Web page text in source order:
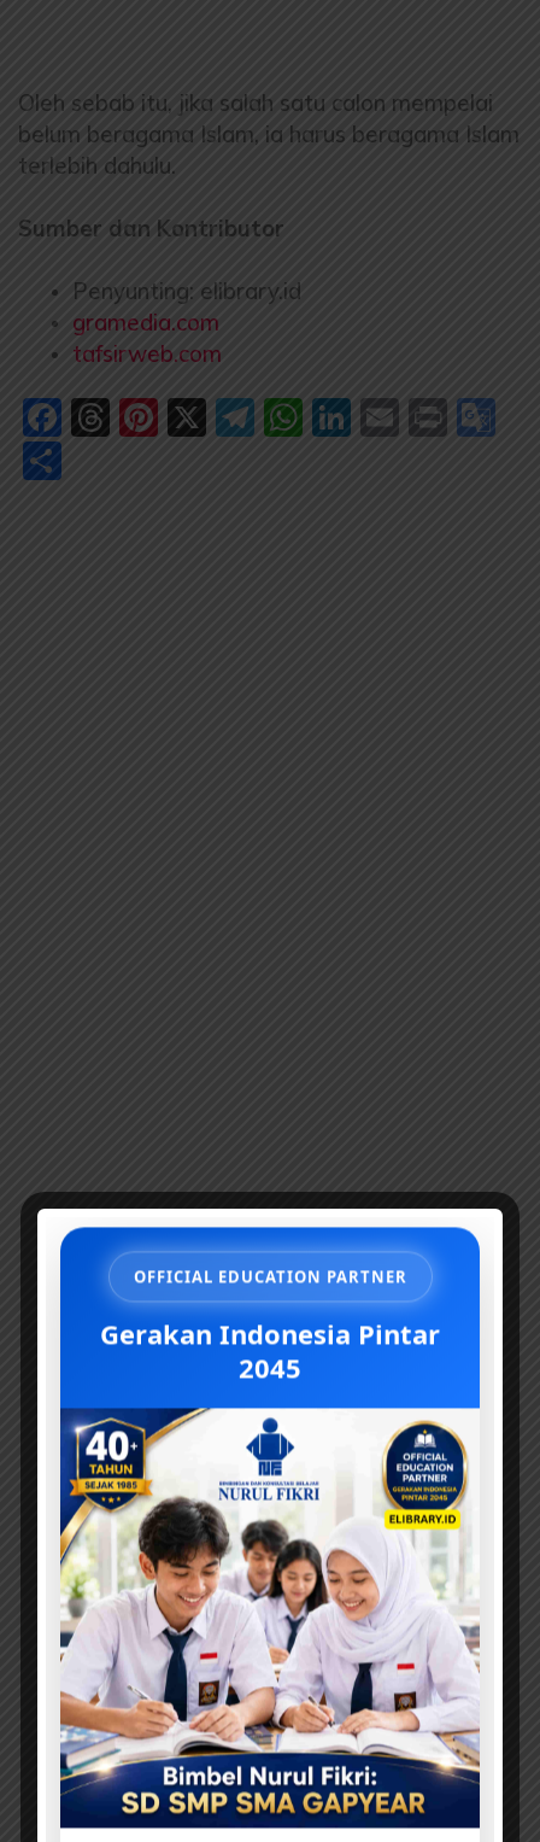
Oleh sebab itu, jika salah satu calon mempelai
belum beragama Islam, ia harus beragama Islam
terlebih dahulu.
Sumber dan Kontributor
Penyunting: elibrary.id
gramedia.com
tafsirweb.com
Facebook
Threads
Pinterest
X Telegram
WhatsApp
LinkedIn
Email
Print
OFFICIAL EDUCATION PARTNER
Gerakan Indonesia Pintar
2045